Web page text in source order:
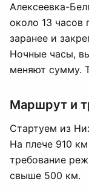
Алексеевка-
около 13 часов
заранее и
Ночные часы,
меняют сумму.
Маршрут и
Стартуем из
На плече 910
требование
свыше 500 км.